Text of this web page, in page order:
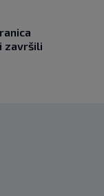
završili